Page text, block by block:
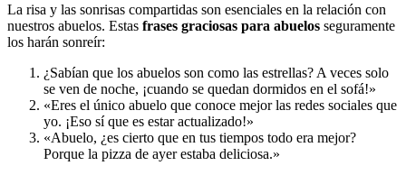
La risa y las sonrisas compartidas son esenciales en la relación con
nuestros abuelos. Estas frases graciosas para abuelos seguramente
los harán sonreír:
¿Sabían que los abuelos son como las estrellas? A veces solo
se ven de noche, ¡cuando se quedan dormidos en el sofá!»
«Eres el único abuelo que conoce mejor las redes sociales que
yo. ¡Eso sí que es estar actualizado!»
«Abuelo, ¿es cierto que en tus tiempos todo era mejor?
Porque la pizza de ayer estaba deliciosa.»